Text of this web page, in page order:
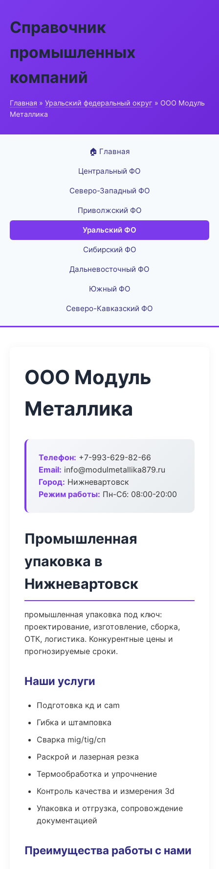
Справочник
промышленных
компаний
Главная » Уральский федеральный округ » ООО Модуль
Металлика
🏠 Главная
Центральный ФО
Северо-Западный ФО
Приволжский ФО
Уральский ФО
Сибирский ФО
Дальневосточный ФО
Южный ФО
Северо-Кавказский ФО
ООО Модуль
Металлика
Телефон: +7-993-629-82-66
Email: info@modulmetallika879.ru
Город: Нижневартовск
Режим работы: Пн-Сб: 08:00-20:00
Промышленная
упаковка в
Нижневартовск
промышленная упаковка под ключ:
проектирование, изготовление, сборка,
ОТК, логистика. Конкурентные цены и
прогнозируемые сроки.
Наши услуги
Подготовка кд и cam
Гибка и штамповка
Сварка mig/tig/сп
Раскрой и лазерная резка
Термообработка и упрочнение
Контроль качества и измерения 3d
Упаковка и отгрузка, сопровождение
документацией
Преимущества работы с нами